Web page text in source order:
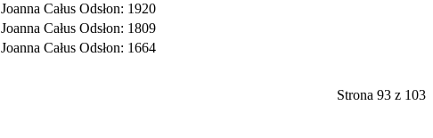
Joanna Całus Odsłon: 1920
Joanna Całus Odsłon: 1809
Joanna Całus Odsłon: 1664
Strona 93 z 103